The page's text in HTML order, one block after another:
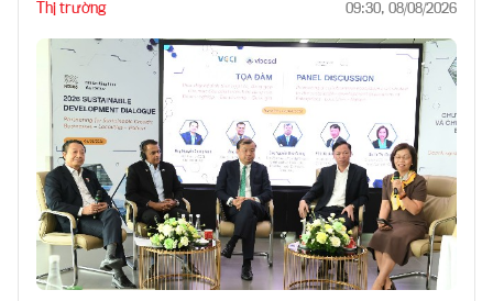
Thị trường 09:30, 08/08/2026